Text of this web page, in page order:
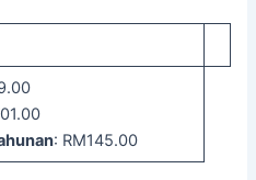
: RM145.00